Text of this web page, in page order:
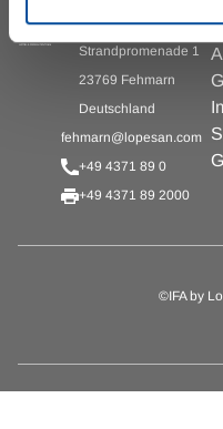
Zur
Strandpromenade 1
23769 Fehmarn
Deutschland
fehmarn@lopesan.com
+49 4371 89 0
+49 4371 89 2000
©IFA by